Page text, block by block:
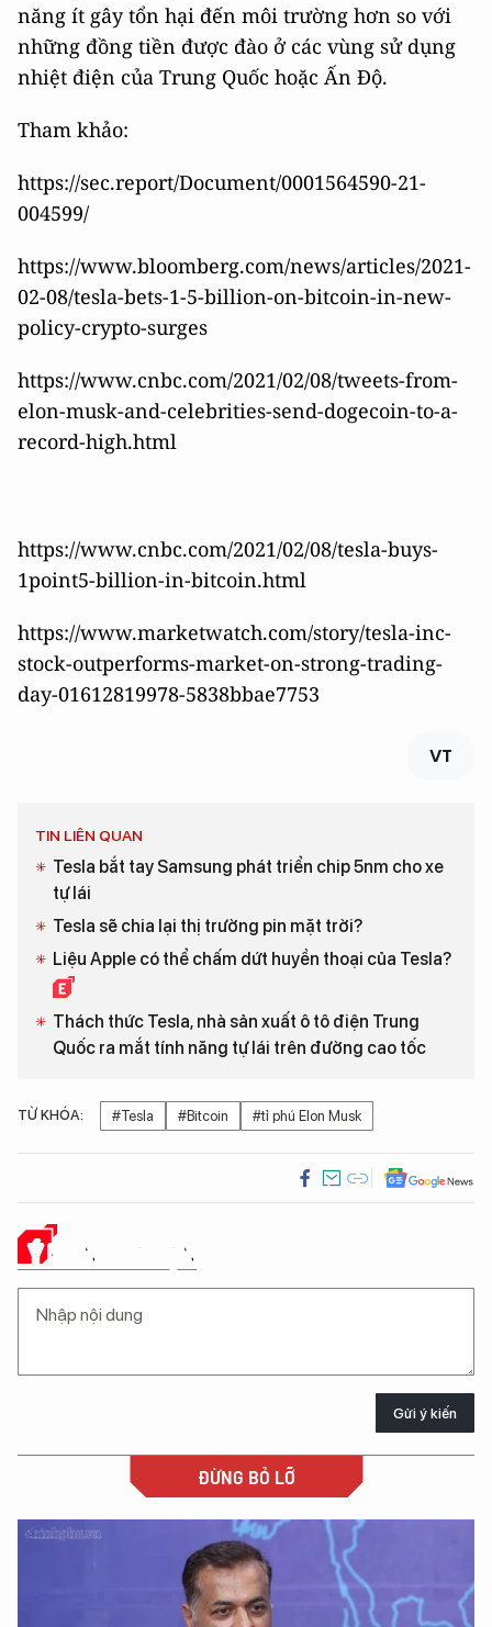
năng ít gây tổn hại đến môi trường hơn so với
những đồng tiền được đào ở các vùng sử dụng
nhiệt điện của Trung Quốc hoặc Ấn Độ.
Tham khảo:
https://sec.report/Document/0001564590-21-
004599/
https://www.bloomberg.com/news/articles/2021-
02-08/tesla-bets-1-5-billion-on-bitcoin-in-new-
policy-crypto-surges
https://www.cnbc.com/2021/02/08/tweets-from-
elon-musk-and-celebrities-send-dogecoin-to-a-
record-high.html
https://www.cnbc.com/2021/02/08/tesla-buys-
1point5-billion-in-bitcoin.html
https://www.marketwatch.com/story/tesla-inc-
stock-outperforms-market-on-strong-trading-
day-01612819978-5838bbae7753
VT
TIN LIÊN QUAN
Tesla bắt tay Samsung phát triển chip 5nm cho xe
tự lái
Tesla sẽ chia lại thị trường pin mặt trời?
Liệu Apple có thể chấm dứt huyền thoại của Tesla?
Thách thức Tesla, nhà sản xuất ô tô điện Trung
Quốc ra mắt tính năng tự lái trên đường cao tốc
TỪ KHÓA: #Tesla #Bitcoin #tỉ phú Elon Musk
Ý KIẾN CỦA BẠN
Gửi ý kiến
ĐỪNG BỎ LỠ